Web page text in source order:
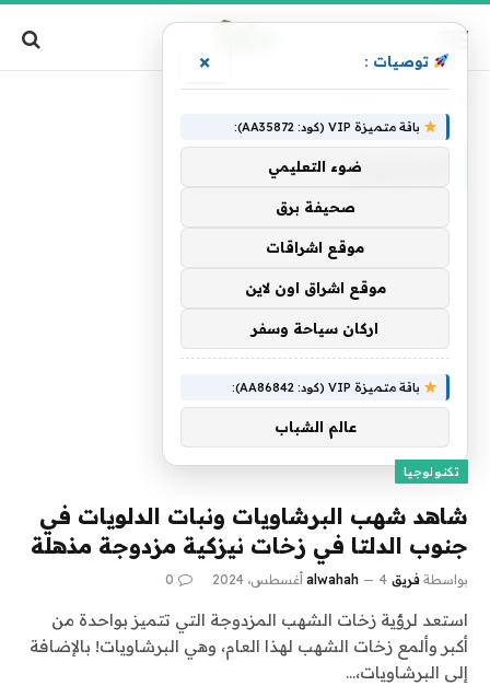
البرشاويات
تكنولوجيا
شاهد شهب البرشاويات ونبات الدلويات في
جنوب الدلتا في زخات نيزكية مزدوجة مذهلة
بواسطة فريق alwahah 4 أغسطس، 2024 0
استعد لرؤية زخات الشهب المزدوجة التي تتميز بواحدة من
أكبر وألمع زخات الشهب لهذا العام، وهي البرشاويات! بالإضافة
إلى البرشاويات،…
توصيات : ×
باقة متميزة VIP (كود: AA35872):
ضوء التعليمي
صحيفة برق
موقع اشراقات
موقع اشراق اون لاين
اركان سياحة وسفر
باقة متميزة VIP (كود: AA86842):
عالم الشباب